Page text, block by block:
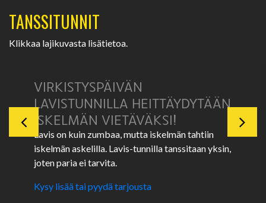
TANSSITUNNIT
Klikkaa lajikuvasta lisätietoa.
VIRKISTYSPÄIVÄN
LAVISTUNNILLA HEITTÄYDYTÄÄN
ISKELMÄN VIETÄVÄKSI!
Lavis on kuin zumbaa, mutta iskelmän tahtiin
iskelmän askelilla. Lavis-tunnilla tanssitaan yksin,
joten paria ei tarvita.
Kysy lisää tai pyydä tarjousta